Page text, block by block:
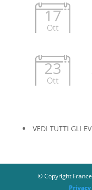
17
Ott
23
Ott
VEDI TUTTI GLI
© Copyright